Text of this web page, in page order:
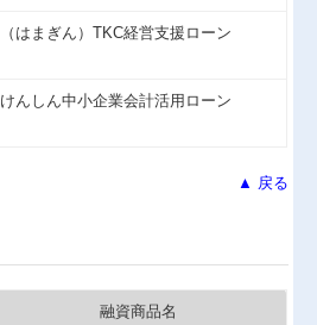
（はまぎん）TKC経営支援ローン
けんしん中小企業会計活用ローン
▲ 戻る
融資商品名